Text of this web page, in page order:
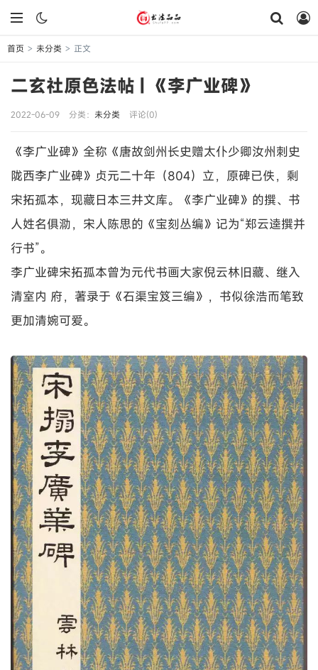
首页 > 未分类 > 正文
二玄社原色法帖 | 《李广业碑》
2022-06-09 分类： 未分类 评论(0)
《李广业碑》全称《唐故剑州长史赠太仆少卿汝州刺史
陇西李广业碑》贞元二十年（804）立，原碑已佚，剩
宋拓孤本，现藏日本三井文库。《李广业碑》的撰、书
人姓名俱泐，宋人陈思的《宝刻丛编》记为“郑云逵撰并
行书”。
李广业碑宋拓孤本曾为元代书画大家倪云林旧藏、继入
清室内 府，著录于《石渠宝笈三编》，书似徐浩而笔致
更加清婉可爱。